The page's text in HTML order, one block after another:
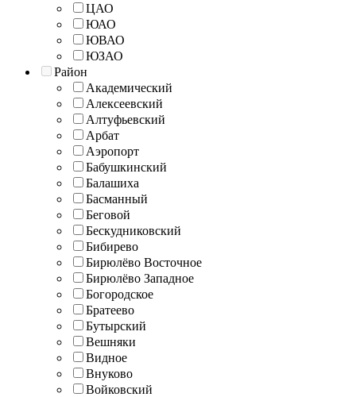
ЦАО
ЮАО
ЮВАО
ЮЗАО
Район
Академический
Алексеевский
Алтуфьевский
Арбат
Аэропорт
Бабушкинский
Балашиха
Басманный
Беговой
Бескудниковский
Бибирево
Бирюлёво Восточное
Бирюлёво Западное
Богородское
Братеево
Бутырский
Вешняки
Видное
Внуково
Войковский